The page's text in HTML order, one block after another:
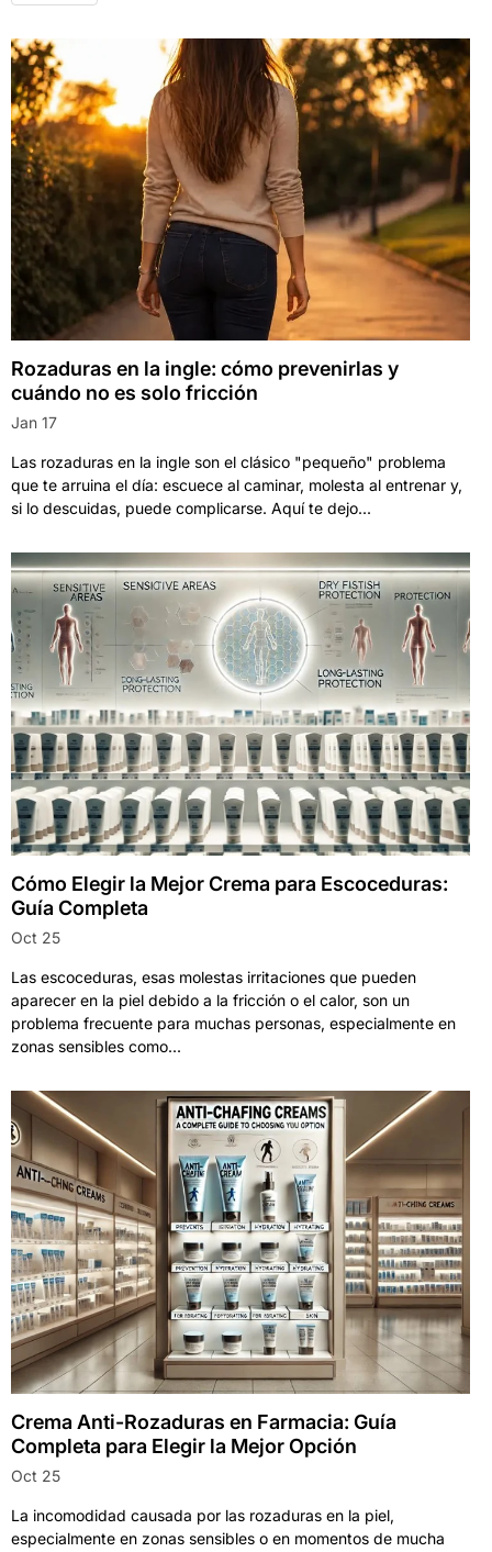
Rozaduras en la ingle: cómo prevenirlas y
cuándo no es solo fricción
Jan 17
Las rozaduras en la ingle son el clásico "pequeño" problema
que te arruina el día: escuece al caminar, molesta al entrenar y,
si lo descuidas, puede complicarse. Aquí te dejo...
Cómo Elegir la Mejor Crema para Escoceduras:
Guía Completa
Oct 25
Las escoceduras, esas molestas irritaciones que pueden
aparecer en la piel debido a la fricción o el calor, son un
problema frecuente para muchas personas, especialmente en
zonas sensibles como...
Crema Anti-Rozaduras en Farmacia: Guía
Completa para Elegir la Mejor Opción
Oct 25
La incomodidad causada por las rozaduras en la piel,
especialmente en zonas sensibles o en momentos de mucha